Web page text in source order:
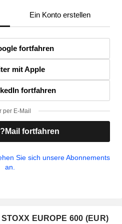
Ein Konto erstellen
fortfahren
mit Apple
fortfahren
per E-Mail
fortfahren
Sie sich unsere Abonnements
an.
EUROPE 600 (EUR)